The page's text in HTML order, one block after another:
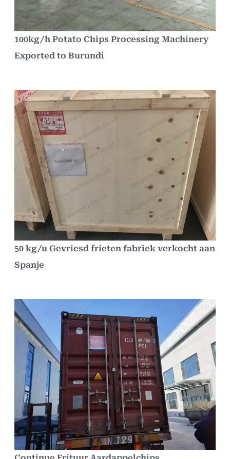
100kg/h Potato Chips Processing Machinery
Exported to Burundi
50 kg/u Gevriesd frieten fabriek verkocht aan
Spanje